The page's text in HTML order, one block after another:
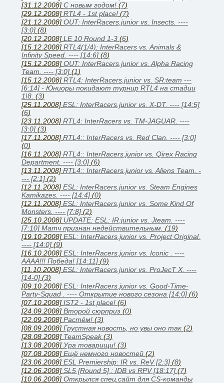
[31.12.2008] C новым годом! (7)
[29.12.2008] RTL4 - 1st place! (7)
[21.12.2008] OUT: InterRacers.junior vs. Insects. ----
[3:0] (8)
[20.12.2008] LE 10 Round 1-3 (6)
[15.12.2008] RTL4(1/4): InterRacers vs. Animals &
Infinity Speed. ---- [14:6] (8)
[15.12.2008] OUT: InterRacers.junior vs. Alpha Racing
Team. ---- [3:0] (1)
[15.12.2008] RTL4: InterRacers.junior vs. SR:team ---
[6:14] - Юниоры покидают турнир RTL4 на стадии
1\8. (3)
[25.11.2008] ESL: InterRacers.junior vs. X-DT. ---- [14:5]
(6)
[23.11.2008] RTL4: InterRacers vs. TM-JAGUAR. ----
[3:0] (3)
[17.11.2008] RTL4:: InterRacers vs. Red Clan. ---- [3:0]
(0)
[16.11.2008] RTL4:: InterRacers.junior vs. Qirex Racing
Department. ---- [3:0] (6)
[13.11.2008] RTL4:: InterRacers.junior vs. Aliens Team. -
--- [2:1] (2)
[12.11.2008] ESL: InterRacers.junior vs. Steam Engines
Kamikazes. ---- [14:4] (0)
[12.11.2008] ESL: InterRacers.junior vs. Some Kind Of
Monsters. ---- [7:8] (2)
[25.10.2008] UPDATE: ESL: IR:junior vs. Jteam. ----
[7:10] Матч признан недействительным. (19)
[19.10.2008] ESL: InterRacers.junior vs. Project Original.
---- [14:0] (9)
[16.10.2008] ESL: InterRacers.junior vs. Iconic . ----
АААА!!! Победа! [14:11] (9)
[11.10.2008] ESL: InterRacers.junior vs. ProJecT X. ----
[14-0] (3)
[09.10.2008] ESL: InterRacers.junior vs. Good-Time-
Party-Squad . ---- Открытие нового сезона [14:0] (6)
[07.10.2008] IST2 - 1st place! (6)
[24.09.2008] Второй сюрприз (0)
[22.09.2008] Растём! (3)
[08.09.2008] Грустная новость, но увы оно так (2)
[28.08.2008] TeamSpeak(3)
[13.08.2008] Ура товарищи! (3)
[07.08.2008] Ещё немного новостей (2)
[23.06.2008] ESL Premiership: IR vs. ReV [2:3] (8)
[12.06.2008] SL5 [Round 5] : IDB vs RPV [18:17] (7)
[10.06.2008] Открылся спец.сайт для CS-команды